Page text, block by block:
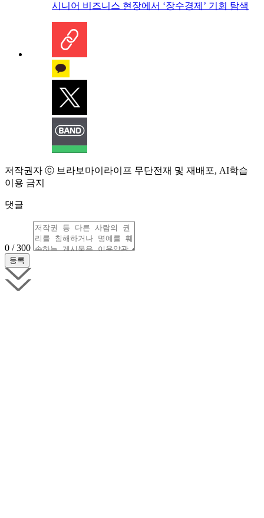
시니어 비즈니스 현장에서 ‘장수경제’ 기회 탐색
저작권자 ⓒ 브라보마이라이프 무단전재 및 재배포, AI학습
이용 금지
댓글
0 / 300